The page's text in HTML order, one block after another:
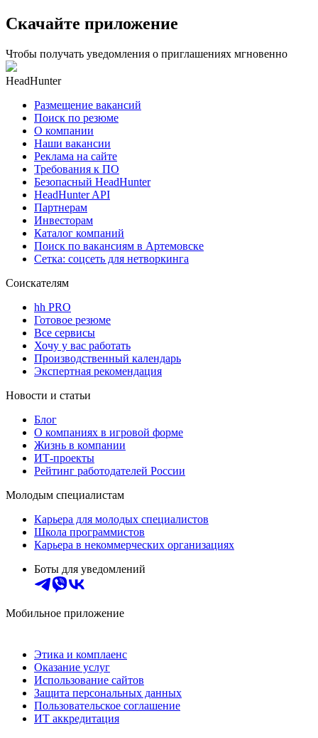
Скачайте приложение
Чтобы получать уведомления о приглашениях мгновенно
HeadHunter
Размещение вакансий
Поиск по резюме
О компании
Наши вакансии
Реклама на сайте
Требования к ПО
Безопасный HeadHunter
HeadHunter API
Партнерам
Инвесторам
Каталог компаний
Поиск по вакансиям в Артемовске
Сетка: соцсеть для нетворкинга
Соискателям
hh PRO
Готовое резюме
Все сервисы
Хочу у вас работать
Производственный календарь
Экспертная рекомендация
Новости и статьи
Блог
О компаниях в игровой форме
Жизнь в компании
ИТ-проекты
Рейтинг работодателей России
Молодым специалистам
Карьера для молодых специалистов
Школа программистов
Карьера в некоммерческих организациях
Боты для уведомлений
Мобильное приложение
Этика и комплаенс
Оказание услуг
Использование сайтов
Защита персональных данных
Пользовательское соглашение
ИТ аккредитация